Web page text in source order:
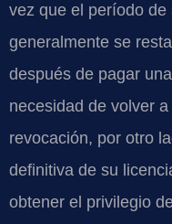
vez que el período
generalmente se
después de pagar
necesidad de volver
revocación, por otro
definitiva de su
obtener el privilegio